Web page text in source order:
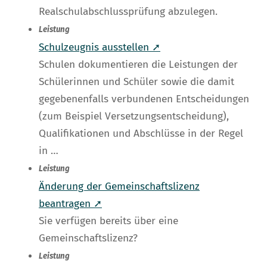
Realschulabschlussprüfung abzulegen.
Leistung
Schulzeugnis ausstellen ➚
Schulen dokumentieren die Leistungen der
Schülerinnen und Schüler sowie die damit
gegebenenfalls verbundenen Entscheidungen
(zum Beispiel Versetzungsentscheidung),
Qualifikationen und Abschlüsse in der Regel
in …
Leistung
Änderung der Gemeinschaftslizenz
beantragen ➚
Sie verfügen bereits über eine
Gemeinschaftslizenz?
Leistung